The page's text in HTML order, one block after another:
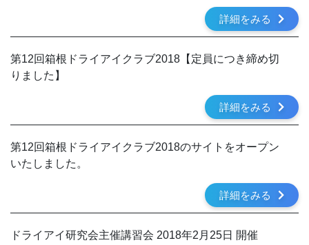
詳細をみる
第12回箱根ドライアイクラブ2018【定員につき締め切
りました】
詳細をみる
第12回箱根ドライアイクラブ2018のサイトをオープン
いたしました。
詳細をみる
ドライアイ研究会主催講習会 2018年2月25日 開催